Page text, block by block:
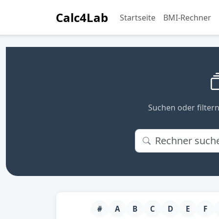
Calc4Lab Startseite BMI-Rechner
Suchen oder
# A B C D E F